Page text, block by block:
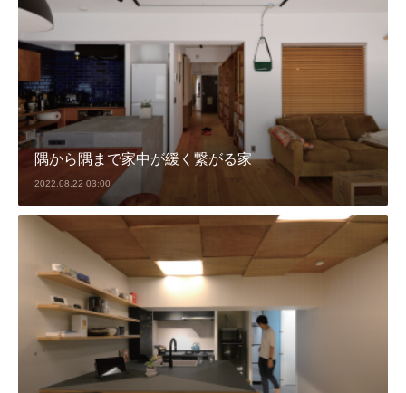
隅から隅まで家中が緩く繋がる家
2022.08.22 03:00